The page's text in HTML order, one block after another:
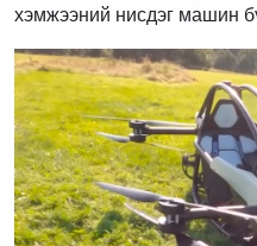
хэмжээний нисдэг машин